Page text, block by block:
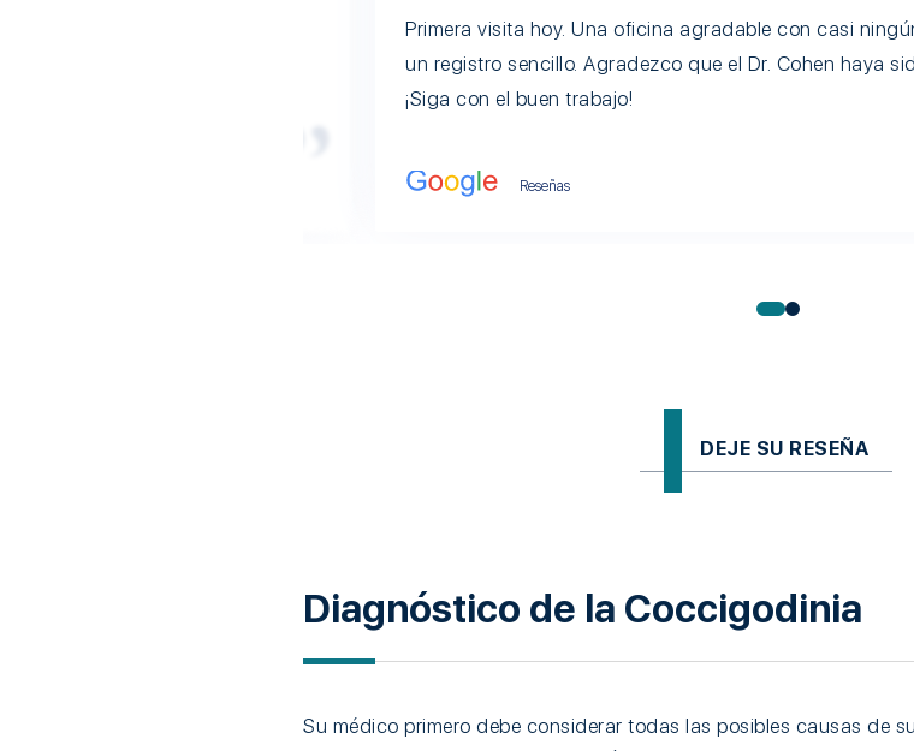
Primera visita hoy. Una oficina agradable con casi
un registro sencillo. Agradezco que el Dr. Cohen haya
¡Siga con el buen trabajo!
Reseñas
DEJE SU RESEÑA
Diagnóstico de la Coccigodinia
Su médico primero debe considerar todas las posibles causas de